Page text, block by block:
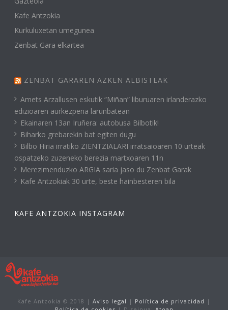
Kafe Antzokia
Kurkuluxetan umegunea
Zenbat Gara elkartea
ZENBAT GARAREN AZKEN ALBISTEAK
Amets Arzallusen eskutik “Miñan” liburuaren irlanderazko
edizioaren aurkezpena larunbatean
Ekainaren 13an Iruñera: autobusa Bilbotik!
Biharko grebarekin bat egiten dugu
Bilbo Hiria irratiko ZIENTZIALARI irratsaioaren 10 urteak
ospatzeko zuzeneko berezia martxoaren 11n
Merezimenduzko ARGIA saria jaso du Zenbat Garak
Kafe Antzokiak 30 urte, beste hainbesteren bila
KAFE ANTZOKIA INSTAGRAM
Kafe Antzokia © 2018 | Aviso legal | Política de privacidad |